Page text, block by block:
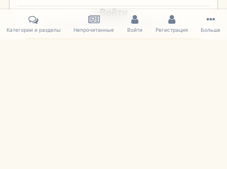
Войти
Уже зарегистрированы? Войдите здесь.
Категории и разделы Непрочитанные Войти Регистрация Больше